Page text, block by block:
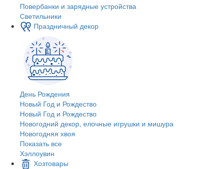
Повербанки и зарядные устройства
Светильники
Праздничный декор
День Рождения
Новый Год и Рождество
Новый Год и Рождество
Новогодний декор, елочные игрушки и мишура
Новогодняя хвоя
Показать все
Хэллоувин
Хозтовары